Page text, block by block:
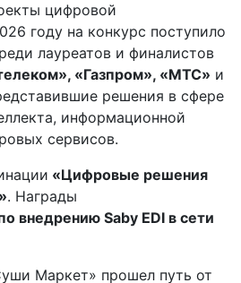
цифровой
году на конкурс поступило
лауреатов и финалистов
«Газпром», «МТС» и
решения в сфере
информационной
сервисов.
«Цифровые решения
. Награды
внедрению Saby EDI в сети
Маркет» прошел путь от